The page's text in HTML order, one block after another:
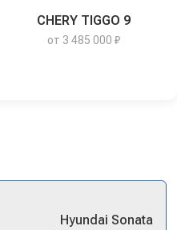
CHERY TIGGO 9
от 3 485 000 ₽
Hyundai Sonata